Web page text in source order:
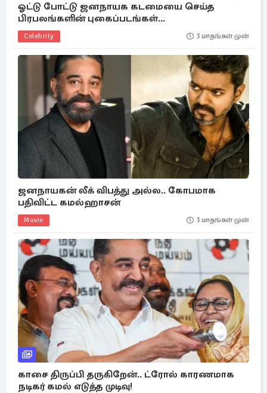
ஓட்டு போட்டு ஜனநாயக கடமையை செய்த
பிரபலங்களின் புகைப்படங்கள்...
Celebrity 3 மாதங்கள் முன்
ஜனநாயகன் லீக் விபத்து அல்ல.. கோபமாக
பதிவிட்ட கமல்ஹாசன்
Movie 3 மாதங்கள் முன்
காசை திருப்பி தருகிறேன்.. ட்ரோல் காரணமாக
நடிகர் கமல் எடுத்த முடிவு!